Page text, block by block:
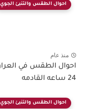
احوال الطقس والتنبئ الجوي
منذ عام
احوال الطقس في
24 ساعه القادمه
احوال الطقس والتنبئ الجوي